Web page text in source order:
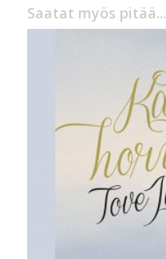
Saatat myös pitää...